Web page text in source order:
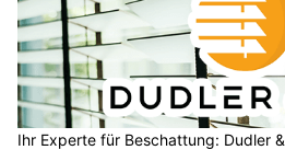
Ihr Experte für Beschattung: Dudler